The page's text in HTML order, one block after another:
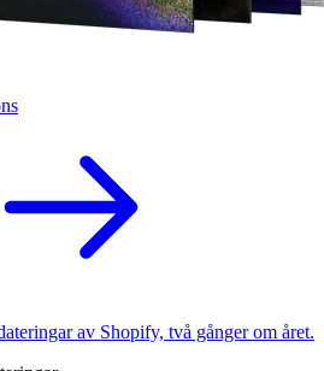
av Shopify, två gånger om året.